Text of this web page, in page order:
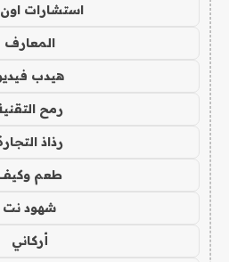
استشارات اون
المعارف
هيدب
رمح
رذاذ
طعم
شهود نت
أركاني